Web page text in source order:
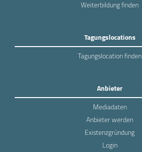
Weiterbildung finden
Tagungslocations
Tagungslocation finden
Anbieter
Mediadaten
Anbieter werden
Existenzgründung
Login